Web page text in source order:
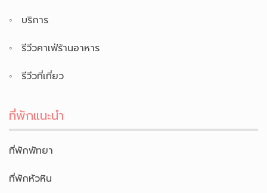
บริการ
รีวีวคาเฟ่ร้านอาหาร
รีวีวที่เที่ยว
ที่พักแนะนำ
ที่พักพัทยา
ที่พักหัวหิน